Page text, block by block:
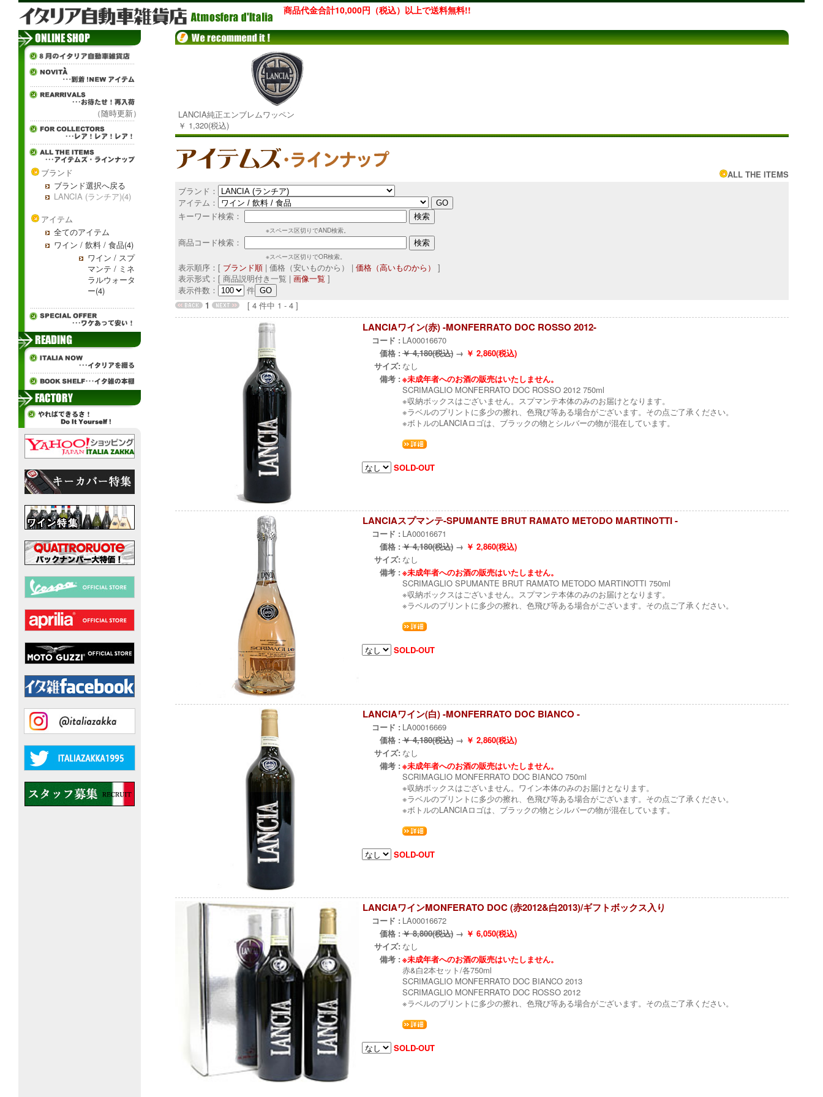
商品代金合計10,000円（税込）以上で送料無料!!
（随時更新）
ブランド
ブランド選択へ戻る
LANCIA (ランチア)(4)
アイテム
全てのアイテム
ワイン / 飲料 / 食品(4)
ワイン / スプ
マンテ / ミネ
ラルウォータ
ー(4)
LANCIA純正エンブレムワッペン
￥ 1,320(税込)
ALL THE ITEMS
ブランド：
アイテム：
キーワード検索：
※スペース区切りでAND検索。
商品コード検索：
※スペース区切りでOR検索。
表示順序：[ ブランド順 | 価格（安いものから） | 価格（高いものから）
]
表示形式：[ 商品説明付き一覧 | 画像一覧 ]
表示件数：
件
1
[ 4 件中 1 - 4 ]
LANCIAワイン(赤) -MONFERRATO DOC ROSSO 2012-
コード : LA00016670
価格 : ￥ 4,180(税込) → ￥ 2,860(税込)
サイズ: なし
備考 : ※未成年者へのお酒の販売はいたしません。
SCRIMAGLIO MONFERRATO DOC ROSSO 2012 750ml
※収納ボックスはございません。スプマンテ本体のみのお届けとなります。
※ラベルのプリントに多少の擦れ、色飛び等ある場合がございます。その点ご了承ください。
※ボトルのLANCIAロゴは、ブラックの物とシルバーの物が混在しています。
SOLD-OUT
LANCIAスプマンテ-SPUMANTE BRUT RAMATO METODO MARTINOTTI -
コード : LA00016671
価格 : ￥ 4,180(税込) → ￥ 2,860(税込)
サイズ: なし
備考 : ※未成年者へのお酒の販売はいたしません。
SCRIMAGLIO SPUMANTE BRUT RAMATO METODO MARTINOTTI 750ml
※収納ボックスはございません。スプマンテ本体のみのお届けとなります。
※ラベルのプリントに多少の擦れ、色飛び等ある場合がございます。その点ご了承ください。
SOLD-OUT
LANCIAワイン(白) -MONFERRATO DOC BIANCO -
コード : LA00016669
価格 : ￥ 4,180(税込) → ￥ 2,860(税込)
サイズ: なし
備考 : ※未成年者へのお酒の販売はいたしません。
SCRIMAGLIO MONFERRATO DOC BIANCO 750ml
※収納ボックスはございません。ワイン本体のみのお届けとなります。
※ラベルのプリントに多少の擦れ、色飛び等ある場合がございます。その点ご了承ください。
※ボトルのLANCIAロゴは、ブラックの物とシルバーの物が混在しています。
SOLD-OUT
LANCIAワインMONFERATO DOC (赤2012&白2013)/ギフトボックス入り
コード : LA00016672
価格 : ￥ 8,800(税込) → ￥ 6,050(税込)
サイズ: なし
備考 : ※未成年者へのお酒の販売はいたしません。
赤&白2本セット/各750ml
SCRIMAGLIO MONFERRATO DOC BIANCO 2013
SCRIMAGLIO MONFERRATO DOC ROSSO 2012
※ラベルのプリントに多少の擦れ、色飛び等ある場合がございます。その点ご了承ください。
SOLD-OUT